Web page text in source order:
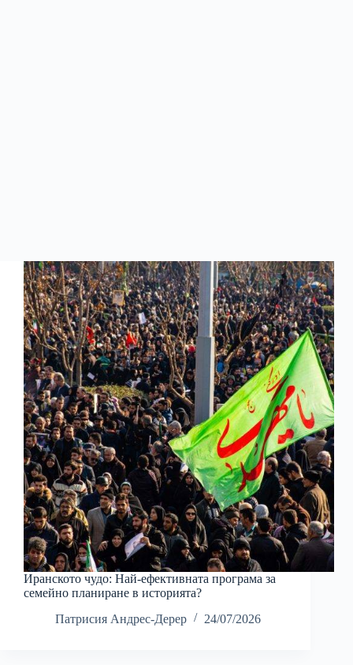
Иранското чудо: Най-ефективната програма за
семейно планиране в историята?
Патрисия Андрес-Дерер
24/07/2026